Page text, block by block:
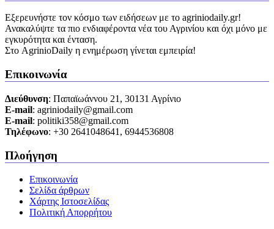
Εξερευνήστε τον κόσμο των ειδήσεων με το agriniodaily.gr!
Ανακαλύψτε τα πιο ενδιαφέροντα νέα του Αγρινίου και όχι μόνο με
εγκυρότητα και ένταση.
Στο AgrinioDaily η ενημέρωση γίνεται εμπειρία!
Επικοινωνία
Διεύθυνση: Παπαϊωάννου 21, 30131 Αγρίνιο
Ε-mail: agriniodaily@gmail.com
Ε-mail: politiki358@gmail.com
Τηλέφωνο: +30 2641048641, 6944536808
Πλοήγηση
Επικοινωνία
Σελίδα άρθρων
Χάρτης Ιστοσελίδας
Πολιτική Απορρήτου